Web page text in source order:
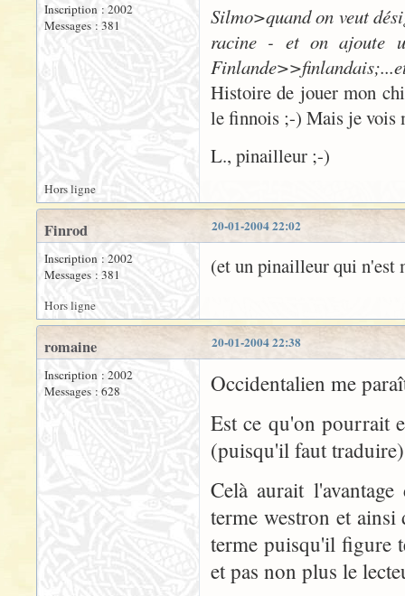
Inscription : 2002
Messages : 381
Silmo>quand on veut
racine - et on ajoute
Histoire de jouer mon
le finnois ;-) Mais je vois
L., pinailleur ;-)
Hors ligne
20-01-2004 22:02
Finrod
Inscription : 2002
Messages : 381
(et un pinailleur qui n'est
Hors ligne
20-01-2004 22:38
romaine
Inscription : 2002
Messages : 628
Occidentalien me
Est ce qu'on pourrait
(puisqu'il faut traduire)
Celà aurait
terme westron et
terme puisqu'il figure
et pas non plus le